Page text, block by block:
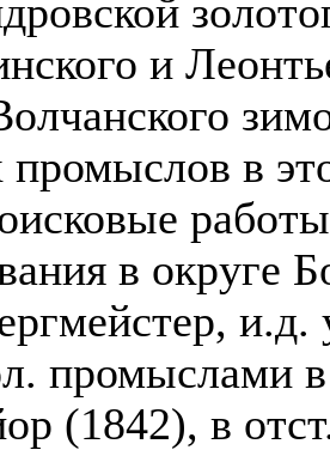
и
промыслов в
в округе
промыслами
(1842), в